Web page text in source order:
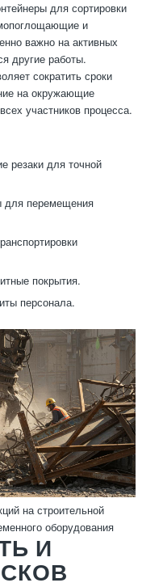
для сортировки
и
важно на активных
другие работы.
сократить сроки
на окружающие
участников процесса.
резаки для точной
для перемещения
покрытия.
персонала.
на строительной
оборудования
И